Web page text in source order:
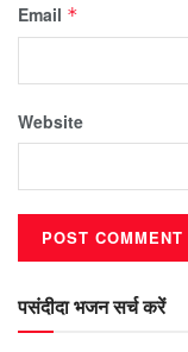
Email *
Website
पसंदीदा भजन सर्च करें